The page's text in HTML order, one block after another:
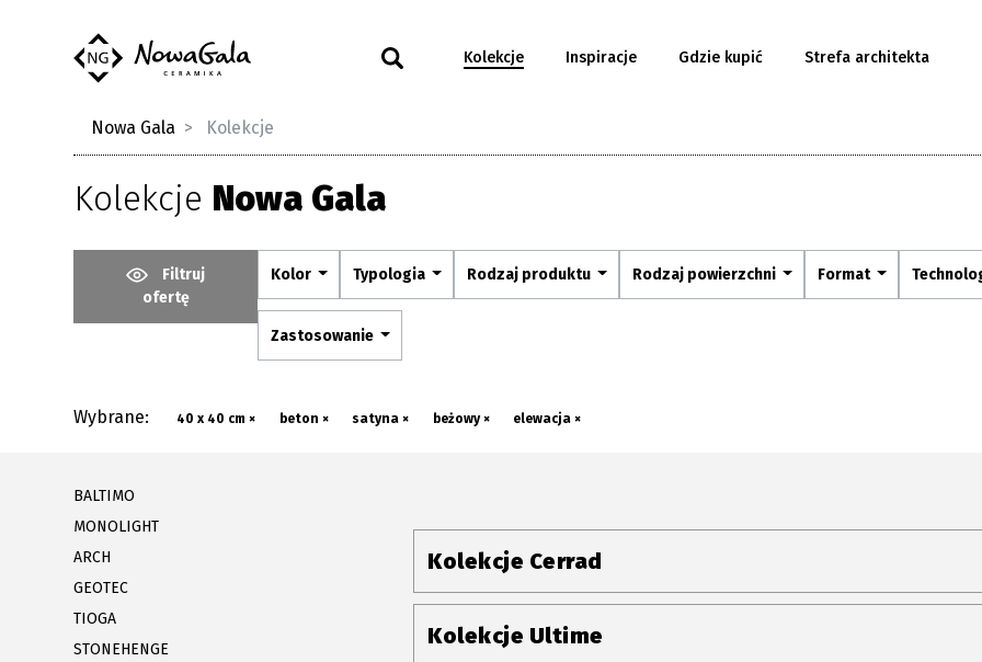
Kolekcje Inspiracje Gdzie kupić Strefa architekta
Nowa Gala Kolekcje
Kolekcje Nowa Gala
Filtruj
ofertę
Kolor Typologia Rodzaj produktu Rodzaj powierzchni Format
Zastosowanie
Wybrane: 40 x 40 cm × beton × satyna × beżowy × elewacja ×
BALTIMO
MONOLIGHT
ARCH
GEOTEC
TIOGA
STONEHENGE
Kolekcje Cerrad
Kolekcje Ultime